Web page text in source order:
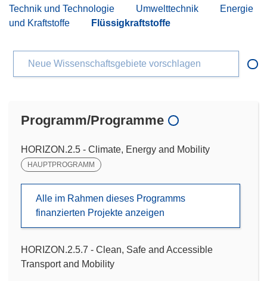
Technik und Technologie Umwelttechnik
Energie
und Kraftstoffe
Flüssigkraftstoffe
Neue Wissenschaftsgebiete vorschlagen
Programm/Programme
HORIZON.2.5 - Climate, Energy and Mobility
HAUPTPROGRAMM
Alle im Rahmen dieses Programms
finanzierten Projekte anzeigen
HORIZON.2.5.7 - Clean, Safe and Accessible
Transport and Mobility